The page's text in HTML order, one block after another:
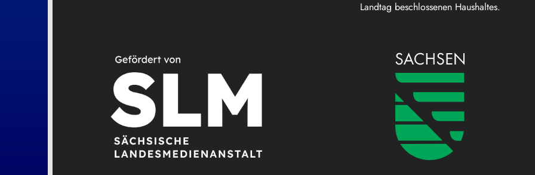
Landtag beschlossenen Haushaltes.